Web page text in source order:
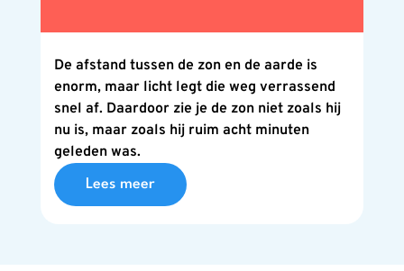
De afstand tussen de zon en de aarde is
enorm, maar licht legt die weg verrassend
snel af. Daardoor zie je de zon niet zoals hij
nu is, maar zoals hij ruim acht minuten
geleden was.
Lees meer